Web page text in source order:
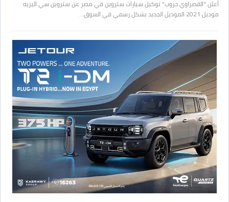
أعلن "القصراوي جروب" توكيل سيارات ستروين في مصر عن ستروين سي اليزيه
موديل 2021 الموديل الجديد بشكل رسمي في السوق…